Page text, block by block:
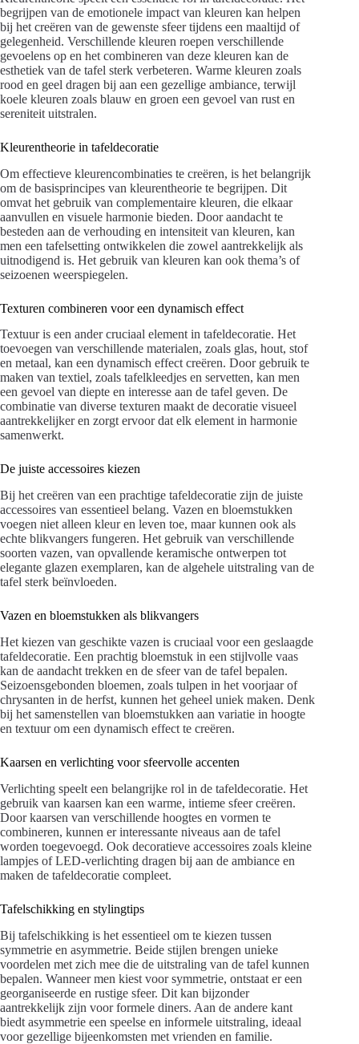
begrijpen van de emotionele impact van kleuren kan helpen
bij het creëren van de gewenste sfeer tijdens een maaltijd of
gelegenheid. Verschillende kleuren roepen verschillende
gevoelens op en het combineren van deze kleuren kan de
esthetiek van de tafel sterk verbeteren. Warme kleuren zoals
rood en geel dragen bij aan een gezellige ambiance, terwijl
koele kleuren zoals blauw en groen een gevoel van rust en
sereniteit uitstralen.
Kleurentheorie in tafeldecoratie
Om effectieve kleurencombinaties te creëren, is het belangrijk
om de basisprincipes van kleurentheorie te begrijpen. Dit
omvat het gebruik van complementaire kleuren, die elkaar
aanvullen en visuele harmonie bieden. Door aandacht te
besteden aan de verhouding en intensiteit van kleuren, kan
men een tafelsetting ontwikkelen die zowel aantrekkelijk als
uitnodigend is. Het gebruik van kleuren kan ook thema’s of
seizoenen weerspiegelen.
Texturen combineren voor een dynamisch effect
Textuur is een ander cruciaal element in tafeldecoratie. Het
toevoegen van verschillende materialen, zoals glas, hout, stof
en metaal, kan een dynamisch effect creëren. Door gebruik te
maken van textiel, zoals tafelkleedjes en servetten, kan men
een gevoel van diepte en interesse aan de tafel geven. De
combinatie van diverse texturen maakt de decoratie visueel
aantrekkelijker en zorgt ervoor dat elk element in harmonie
samenwerkt.
De juiste accessoires kiezen
Bij het creëren van een prachtige tafeldecoratie zijn de juiste
accessoires van essentieel belang. Vazen en bloemstukken
voegen niet alleen kleur en leven toe, maar kunnen ook als
echte blikvangers fungeren. Het gebruik van verschillende
soorten vazen, van opvallende keramische ontwerpen tot
elegante glazen exemplaren, kan de algehele uitstraling van de
tafel sterk beïnvloeden.
Vazen en bloemstukken als blikvangers
Het kiezen van geschikte vazen is cruciaal voor een geslaagde
tafeldecoratie. Een prachtig bloemstuk in een stijlvolle vaas
kan de aandacht trekken en de sfeer van de tafel bepalen.
Seizoensgebonden bloemen, zoals tulpen in het voorjaar of
chrysanten in de herfst, kunnen het geheel uniek maken. Denk
bij het samenstellen van bloemstukken aan variatie in hoogte
en textuur om een dynamisch effect te creëren.
Kaarsen en verlichting voor sfeervolle accenten
Verlichting speelt een belangrijke rol in de tafeldecoratie. Het
gebruik van kaarsen kan een warme, intieme sfeer creëren.
Door kaarsen van verschillende hoogtes en vormen te
combineren, kunnen er interessante niveaus aan de tafel
worden toegevoegd. Ook decoratieve accessoires zoals kleine
lampjes of LED-verlichting dragen bij aan de ambiance en
maken de tafeldecoratie compleet.
Tafelschikking en stylingtips
Bij tafelschikking is het essentieel om te kiezen tussen
symmetrie en asymmetrie. Beide stijlen brengen unieke
voordelen met zich mee die de uitstraling van de tafel kunnen
bepalen. Wanneer men kiest voor symmetrie, ontstaat er een
georganiseerde en rustige sfeer. Dit kan bijzonder
aantrekkelijk zijn voor formele diners. Aan de andere kant
biedt asymmetrie een speelse en informele uitstraling, ideaal
voor gezellige bijeenkomsten met vrienden en familie.